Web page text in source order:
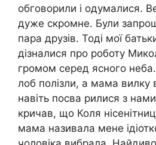
обговорили і одумалися.
дуже скромне. Були
пара друзів. Тоді мої
дізналися про роботу
громом серед ясного
лоб полізли, а мама вилку
навіть посва рилися з
кричав, що Коля
мама називала мене